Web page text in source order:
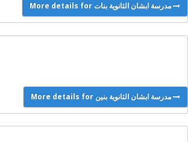
More details for مدرسة ابشان الثانوية بنات
More details for مدرسة ابشان الثانوية بنين